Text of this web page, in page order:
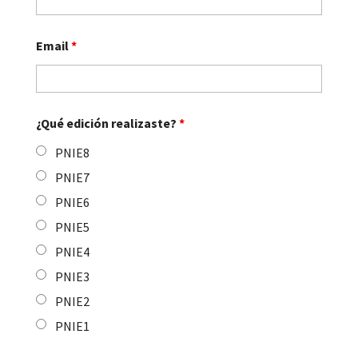
Email*
¿Qué edición realizaste? *
PNIE8
PNIE7
PNIE6
PNIE5
PNIE4
PNIE3
PNIE2
PNIE1